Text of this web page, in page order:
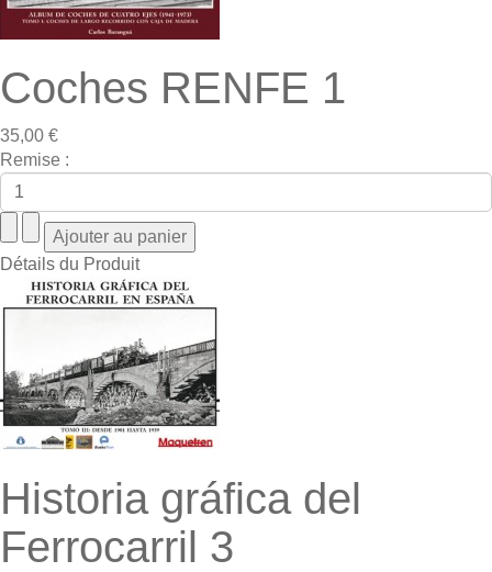
Coches RENFE 1
35,00 €
Remise :
Détails du Produit
Historia gráfica del
Ferrocarril 3